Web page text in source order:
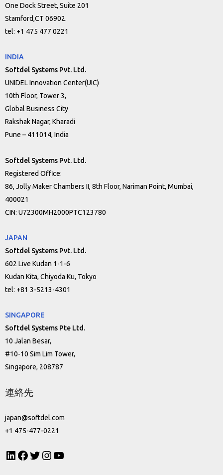
One Dock Street, Suite 201
Stamford,CT 06902.
tel: +1 475 477 0221
INDIA
Softdel Systems Pvt. Ltd.
UNIDEL Innovation Center(UIC)
10th Floor, Tower 3,
Global Business City
Rakshak Nagar, Kharadi
Pune – 411014, India
Softdel Systems Pvt. Ltd.
Registered Office:
86, Jolly Maker Chambers II, 8th Floor, Nariman Point, Mumbai,
400021
CIN: U72300MH2000PTC123780
JAPAN
Softdel Systems Pvt. Ltd.
602 Live Kudan 1-1-6
Kudan Kita, Chiyoda Ku, Tokyo
tel: +81 3-5213-4301
SINGAPORE
Softdel Systems Pte Ltd.
10 Jalan Besar,
#10-10 Sim Lim Tower,
Singapore, 208787
連絡先
japan@softdel.com
+1 475-477-0221